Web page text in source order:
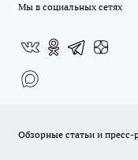
Мы в социальных сетях
Обзорные статьи и пресс-